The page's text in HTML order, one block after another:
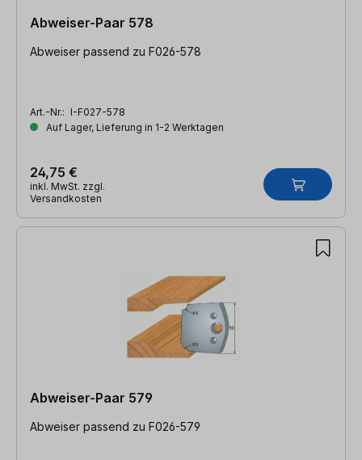
Abweiser-Paar 578
Abweiser passend zu F026-578
Art.-Nr.: I-F027-578
Auf Lager, Lieferung in 1-2 Werktagen
24,75 €
inkl. MwSt. zzgl.
Versandkosten
Abweiser-Paar 579
Abweiser passend zu F026-579